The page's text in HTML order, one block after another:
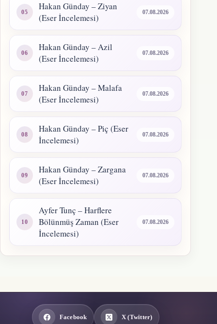
Hakan Günday – Ziyan
(Eser İncelemesi)
07.08.2026
Hakan Günday – Azil
(Eser İncelemesi)
07.08.2026
Hakan Günday – Malafa
(Eser İncelemesi)
07.08.2026
Hakan Günday – Piç (Eser
İncelemesi)
07.08.2026
Hakan Günday – Zargana
(Eser İncelemesi)
07.08.2026
Ayfer Tunç – Harflere
Bölünmüş Zaman (Eser
İncelemesi)
07.08.2026
Facebook X (Twitter)